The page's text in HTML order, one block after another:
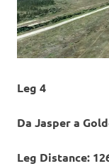
Leg 4
Da Jasper a
Leg Distance: